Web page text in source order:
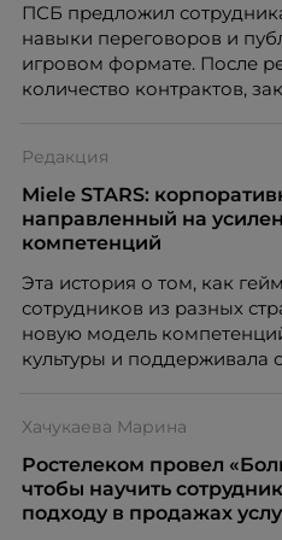
ПСБ предложил
навыки переговоров и
игровом формате. После
количество контрактов,
Редакция
Miele STARS:
направленный на
компетенций
Эта история о том, как
сотрудников из разных
новую модель
культуры и поддерживала
Хачукаева Марина
Ростелеком провел
чтобы научить
подходу в продажах